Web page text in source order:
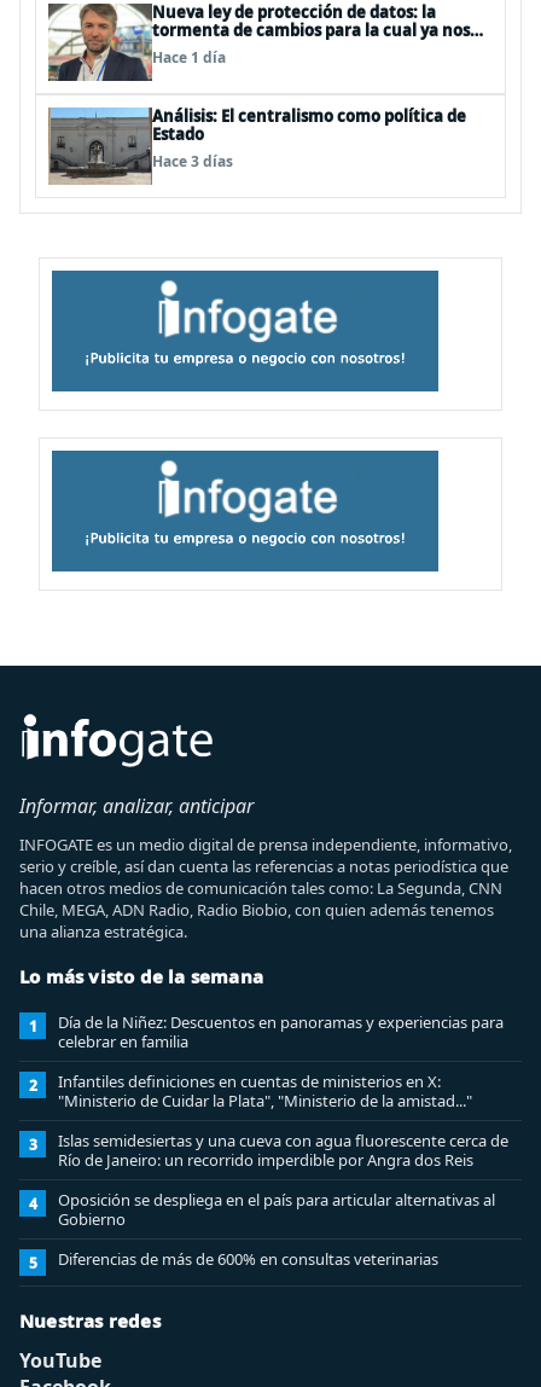
Nueva ley de protección de datos: la
tormenta de cambios para la cual ya nos
deberíamos estar preparando
Hace 1 día
Análisis: El centralismo como política de
Estado
Hace 3 días
Informar, analizar, anticipar
INFOGATE es un medio digital de prensa independiente, informativo,
serio y creíble, así dan cuenta las referencias a notas periodística que
hacen otros medios de comunicación tales como: La Segunda, CNN
Chile, MEGA, ADN Radio, Radio Biobio, con quien además tenemos
una alianza estratégica.
Lo más visto de la semana
1
Día de la Niñez: Descuentos en panoramas y experiencias para
celebrar en familia
2
Infantiles definiciones en cuentas de ministerios en X:
"Ministerio de Cuidar la Plata", "Ministerio de la amistad..."
3
Islas semidesiertas y una cueva con agua fluorescente cerca de
Río de Janeiro: un recorrido imperdible por Angra dos Reis
4
Oposición se despliega en el país para articular alternativas al
Gobierno
5 Diferencias de más de 600% en consultas veterinarias
Nuestras redes
YouTube